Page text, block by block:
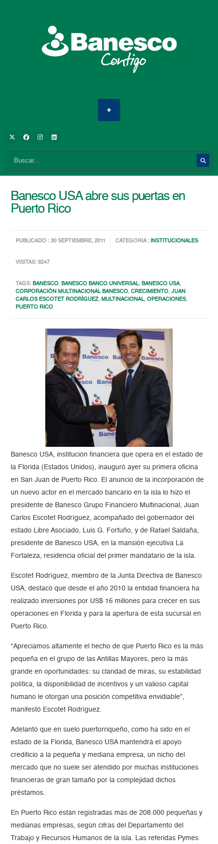
Banesco USA abre sus puertas en
Puerto Rico
PUBLICADO : 30 SEPTIEMBRE, 2011 CATEGORIA : INSTITUCIONALES
VISITAS: 9247
TAGS:BANESCO,BANESCO BANCO UNIVERSAL,BANESCO USA,
CORPORACIÓN MULTINACIONAL BANESCO,CRECIMIENTO,JUAN
CARLOS ESCOTET RODRÍGUEZ,MULTINACIONAL,OPERACIONES,
PUERTO RICO
Banesco USA, institución financiera que opera en el estado de
la Florida (Estados Unidos), inauguró ayer su primera oficina
en San Juan de Puerto Rico. El anuncio de la incorporación de
un nuevo actor en el mercado bancario en la isla lo hizo el
presidente de Banesco Grupo Financiero Multinacional, Juan
Carlos Escotet Rodríguez, acompañado del gobernador del
estado Libre Asociado, Luis G. Fortuño, y de Rafael Saldaña,
presidente de Banesco USA, en la mansión ejecutiva La
Fortaleza, residencia oficial del primer mandatario de la isla.
Escotet Rodríguez, miembro de la Junta Directiva de Banesco
USA, destacó que desde el año 2010 la entidad financiera ha
realizado inversiones por US$ 16 millones para crecer en sus
operaciones en Florida y para la apertura de esta sucursal en
Puerto Rico.
“Apreciamos altamente el hecho de que Puerto Rico es la más
pequeña en el grupo de las Antillas Mayores, pero la más
grande en oportunidades: su claridad de miras, su estabilidad
política, la disponibilidad de incentivos y un valioso capital
humano le otorgan una posición competitiva envidiable”,
manifestó Escotet Rodríguez.
Adelantó que en suelo puertorriqueño, como ha sido en el
estado de la Florida, Banesco USA mantendrá el apoyo
crediticio a la pequeña y mediana empresa, un nicho del
mercado que no suele ser atendido por muchas instituciones
financieras de gran tamaño por la complejidad dichos
préstamos.
En Puerto Rico están registradas más de 208.000 pequeñas y
medianas empresas, según cifras del Departamento del
Trabajo y Recursos Humanos de la isla. Las referidas Pymes